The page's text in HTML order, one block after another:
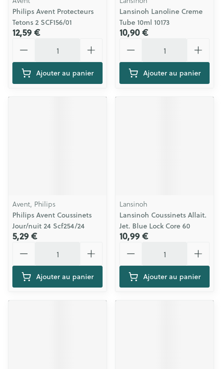
Philips Avent Protecteurs
Tetons 2 SCF156/01
12,59 €
Ajouter au panier
Lansinoh Lanoline Creme
Tube 10ml 10173
10,90 €
Ajouter au panier
Avent, Philips
Philips Avent Coussinets
Jour/nuit 24 Scf254/24
5,29 €
Ajouter au panier
Lansinoh
Lansinoh Coussinets Allait.
Jet. Blue Lock Core 60
10,99 €
Ajouter au panier